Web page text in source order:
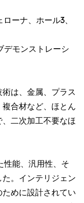
ーナ、ホール3、
デモンストレーシ
は、金属、プラス
合材など、ほとん
二次加工不要なほ
能、汎用性、そ
。インテリジェン
めに設計されてい